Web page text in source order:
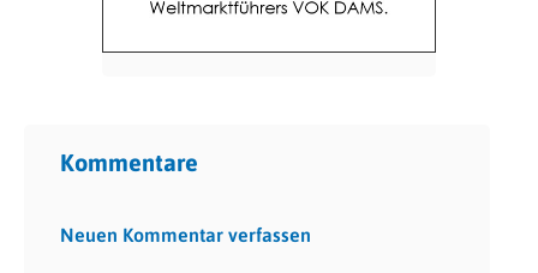
Kommentare
Neuen Kommentar verfassen